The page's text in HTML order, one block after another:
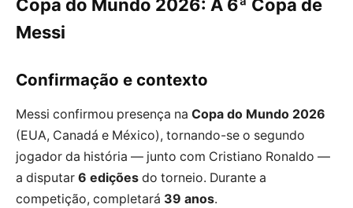
Copa do Mundo 2026: A 6ª Copa de
Messi
Confirmação e contexto
Messi confirmou presença na Copa do Mundo 2026
(EUA, Canadá e México), tornando-se o segundo
jogador da história — junto com Cristiano Ronaldo —
a disputar 6 edições do torneio. Durante a
competição, completará 39 anos.